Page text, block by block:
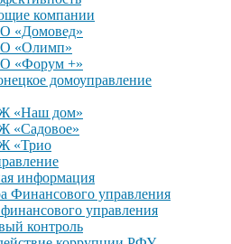
компании
«Домовед»
«Олимп»
«Форум +»
домоуправление
«Наш дом»
«Садовое»
«Трио
информация
Финансового управления
управления
контроль